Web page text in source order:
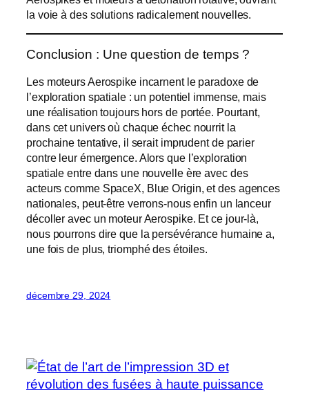
la voie à des solutions radicalement nouvelles.
Conclusion : Une question de temps ?
Les moteurs Aerospike incarnent le paradoxe de
l’exploration spatiale : un potentiel immense, mais
une réalisation toujours hors de portée. Pourtant,
dans cet univers où chaque échec nourrit la
prochaine tentative, il serait imprudent de parier
contre leur émergence. Alors que l’exploration
spatiale entre dans une nouvelle ère avec des
acteurs comme SpaceX, Blue Origin, et des agences
nationales, peut-être verrons-nous enfin un lanceur
décoller avec un moteur Aerospike. Et ce jour-là,
nous pourrons dire que la persévérance humaine a,
une fois de plus, triomphé des étoiles.
décembre 29, 2024